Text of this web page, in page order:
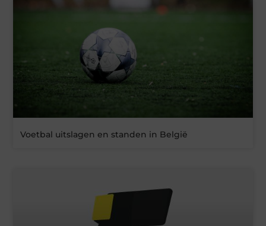
Voetbal uitslagen en standen in België